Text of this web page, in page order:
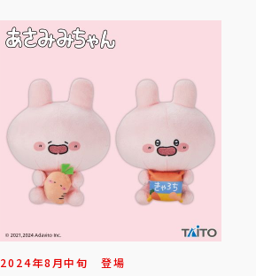
2024年8月中旬 登場